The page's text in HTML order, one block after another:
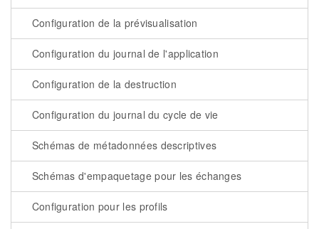
Configuration de la prévisualisation
Configuration du journal de l'application
Configuration de la destruction
Configuration du journal du cycle de vie
Schémas de métadonnées descriptives
Schémas d'empaquetage pour les échanges
Configuration pour les profils